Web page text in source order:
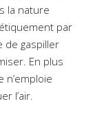
la nature
par
de gaspiller
En plus
n’emploie
l’air.